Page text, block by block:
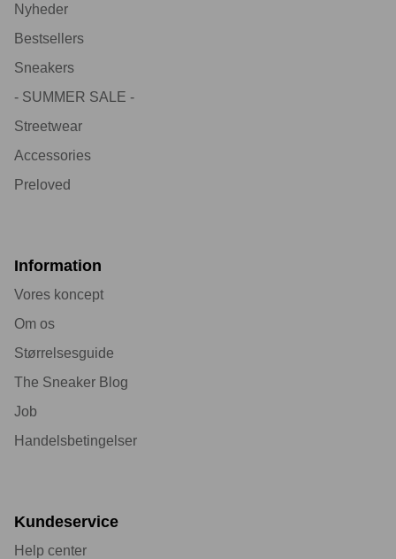
Nyheder
Bestsellers
Sneakers
- SUMMER SALE -
Streetwear
Accessories
Preloved
Information
Vores koncept
Om os
Størrelsesguide
The Sneaker Blog
Job
Handelsbetingelser
Kundeservice
Help center